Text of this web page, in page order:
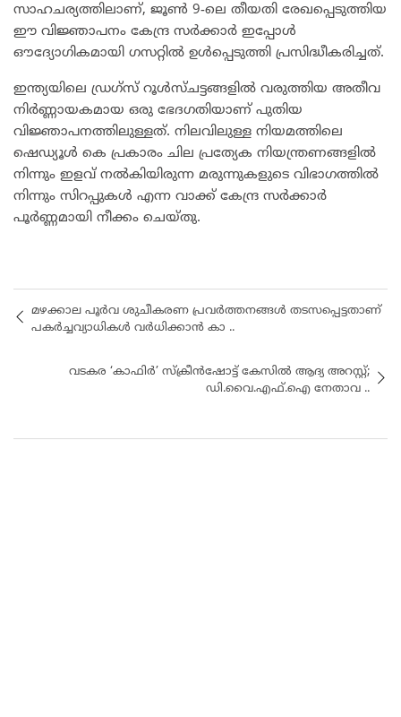
സാഹചര്യത്തിലാണ്, ജൂൺ 9-ലെ തീയതി രേഖപ്പെടുത്തിയ
ഈ വിജ്ഞാപനം കേന്ദ്ര സർക്കാർ ഇപ്പോൾ
ഔദ്യോഗികമായി ഗസറ്റിൽ ഉൾപ്പെടുത്തി പ്രസിദ്ധീകരിച്ചത്.
ഇന്ത്യയിലെ ഡ്രഗ്സ് റൂൾസ്ചട്ടങ്ങളിൽ വരുത്തിയ അതീവ
നിർണ്ണായകമായ ഒരു ഭേദഗതിയാണ് പുതിയ
വിജ്ഞാപനത്തിലുള്ളത്. നിലവിലുള്ള നിയമത്തിലെ
ഷെഡ്യൂൾ കെ പ്രകാരം ചില പ്രത്യേക നിയന്ത്രണങ്ങളിൽ
നിന്നും ഇളവ് നൽകിയിരുന്ന മരുന്നുകളുടെ വിഭാഗത്തിൽ
നിന്നും സിറപ്പുകൾ എന്ന വാക്ക് കേന്ദ്ര സർക്കാർ
പൂർണ്ണമായി നീക്കം ചെയ്തു.
മഴക്കാല പൂർവ ശുചീകരണ പ്രവർത്തനങ്ങൾ തടസപ്പെട്ടതാണ്
പകർച്ചവ്യാധികൾ വർധിക്കാൻ കാ ..
വടകര ‘കാഫിർ’ സ്ക്രീൻഷോട്ട് കേസിൽ ആദ്യ അറസ്റ്റ്;
ഡി.വൈ.എഫ്.ഐ നേതാവ ..